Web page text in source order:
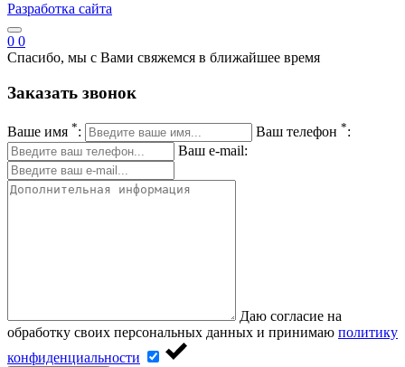
Разработка сайта
0 0
Спасибо, мы с Вами свяжемся в ближайшее время
Заказать звонок
Ваше имя *: Ваш телефон *:
Ваш e-mail:
Даю согласие на
обработку своих персональных данных и принимаю политику
конфиденциальности